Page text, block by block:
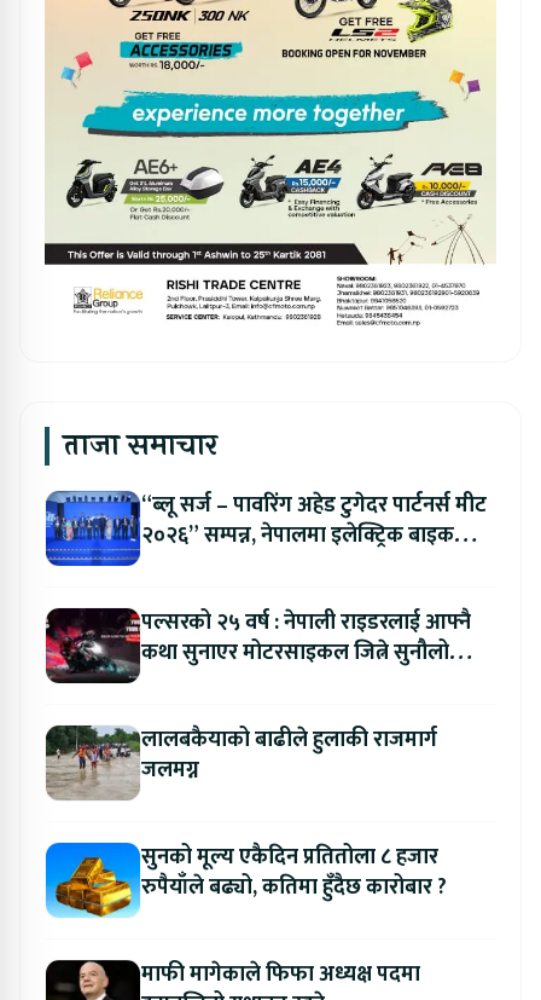
ताजा समाचार
“ब्लू सर्ज – पावरिंग अहेड टुगेदर पार्टनर्स मीट
२०२६” सम्पन्न, नेपालमा इलेक्ट्रिक बाइक
पल्सरको २५ वर्ष : नेपाली राइडरलाई आफ्नै
कथा सुनाएर मोटरसाइकल जित्ने सुनौलो
लालबकैयाको बाढीले हुलाकी राजमार्ग
जलमग्न
सुनको मूल्य एकैदिन प्रतितोला ८ हजार
रुपैयाँले बढ्यो, कतिमा हुँदैछ कारोबार ?
माफी मागेकाले फिफा अध्यक्ष पदमा